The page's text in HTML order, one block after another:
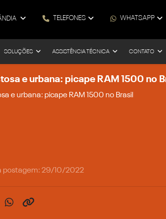
TELEFONES WHATSAPP
SOLUÇÕES ASSISTÊNCIA TÉCNICA CONTATO
e urbana: picape RAM 1500 no
e urbana: picape RAM 1500 no Brasil
postagem: 29/10/2022